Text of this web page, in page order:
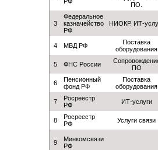
ПО.
3
Федеральное
казначейство
РФ
НИОКР. ИТ-
4 МВД РФ
Поставка
оборудования
5 ФНС России
ПО
6
Пенсионный
фонд РФ
Поставка
оборудования
7
Росреестр
РФ
ИТ-услуги
8
Росреестр
РФ
Услуги связи
9
Минкомсвязи
РФ